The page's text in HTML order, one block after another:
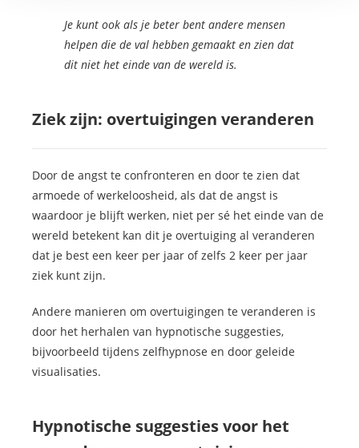
Je kunt ook als je beter bent andere mensen
helpen die de val hebben gemaakt en zien dat
dit niet het einde van de wereld is.
Ziek zijn: overtuigingen veranderen
Door de angst te confronteren en door te zien dat
armoede of werkeloosheid, als dat de angst is
waardoor je blijft werken, niet per sé het einde van de
wereld betekent kan dit je overtuiging al veranderen
dat je best een keer per jaar of zelfs 2 keer per jaar
ziek kunt zijn.
Andere manieren om overtuigingen te veranderen is
door het herhalen van hypnotische suggesties,
bijvoorbeeld tijdens zelfhypnose en door geleide
visualisaties.
Hypnotische suggesties voor het